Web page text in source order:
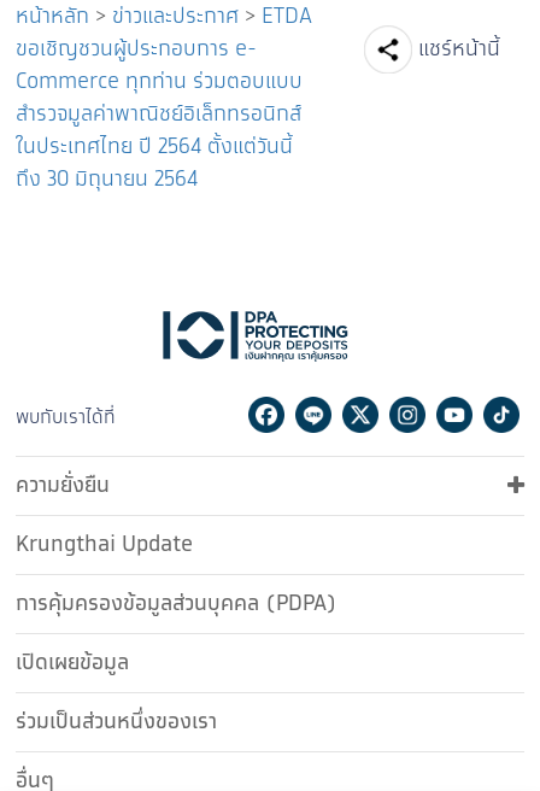
หน้าหลัก > ข่าวและประกาศ > ETDA
ขอเชิญชวนผู้ประกอบการ e-
Commerce ทุกท่าน ร่วมตอบแบบ
สำรวจมูลค่าพาณิชย์อิเล็กทรอนิกส์
ในประเทศไทย ปี 2564 ตั้งแต่วันนี้
ถึง 30 มิถุนายน 2564
แชร์หน้านี้
Facebook
Line
พบกับเราได้ที่ Facebook
LineTwitterInstagram
ความยั่งยืน
Krungthai Update
การคุ้มครองข้อมูลส่วนบุคคล (PDPA)
เปิดเผยข้อมูล
ร่วมเป็นส่วนหนึ่งของเรา
อื่นๆ